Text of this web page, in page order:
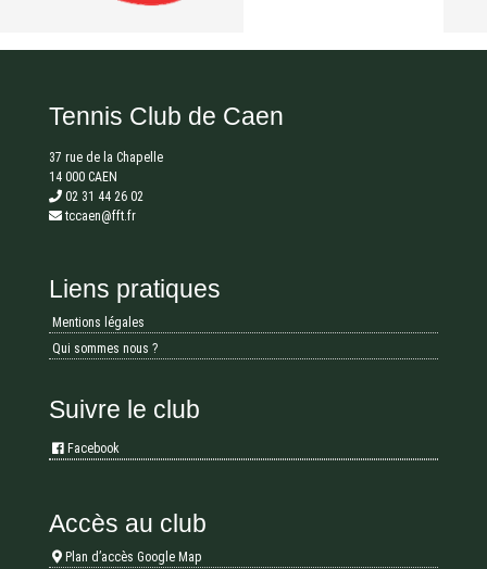
Tennis Club de Caen
37 rue de la Chapelle
14 000 CAEN
02 31 44 26 02
tccaen@fft.fr
Liens pratiques
Mentions légales
Qui sommes nous ?
Suivre le club
Facebook
Accès au club
Plan d’accès Google Map